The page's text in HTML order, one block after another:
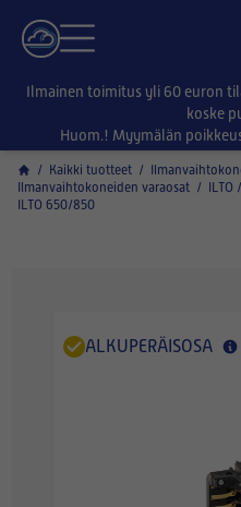
Ilmainen toimitus yli 60 euron
koske
Huom.! Myymälän
/ Kaikki tuotteet /
Ilmanvaihtokoneiden varaosat /
ILTO 650/850
ALKUPERÄISOSA